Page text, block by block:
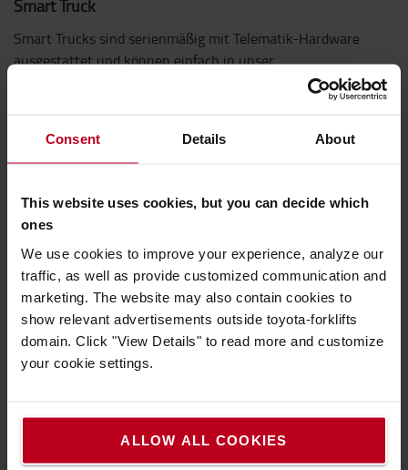
Consent Details About
This website uses cookies, but you can decide which
ones
We use cookies to improve your experience, analyze our
traffic, as well as provide customized communication and
marketing. The website may also contain cookies to
show relevant advertisements outside toyota-forklifts
domain. Click "View Details" to read more and customize
your cookie settings.
ALLOW ALL COOKIES
Smart Truck
Smart Trucks sind serienmäßig mit Telematik-Hardware
ausgestattet und können einfach in unser
Flottenmanagementsystem I_Site eingebunden werden.
Kraftvoll, komfortabel und wendig
(optional auch seitlich verstellbar erhältlich)
Niedrige Einstiegshöhe
Verschiedene Anhänge-Möglichkeiten
BT Powerdrive System
Integrierte Folienhalterung
E-bar zum Anbau von zusätzlichem Equipment (optional)
Vibrationsgedämpfte Fahrerplattform (optional)
LED-Beleuchtung